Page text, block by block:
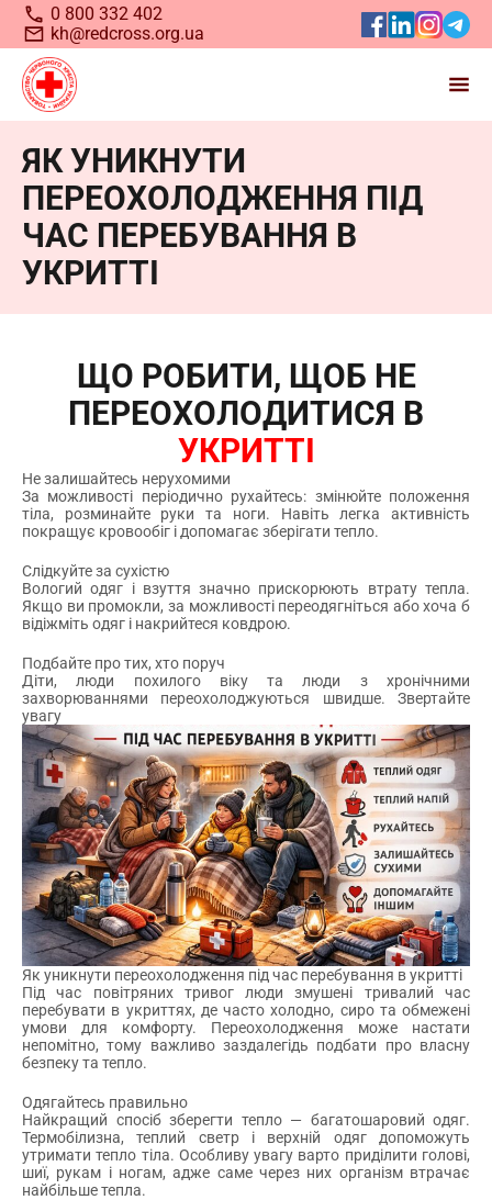
0 800 332 402
kh@redcross.org.ua
ЯК УНИКНУТИ
ПЕРЕОХОЛОДЖЕННЯ ПІД
ЧАС ПЕРЕБУВАННЯ В
УКРИТТІ
ЩО РОБИТИ, ЩОБ НЕ
ПЕРЕОХОЛОДИТИСЯ В
УКРИТТІ
Не залишайтесь нерухомими
За можливості періодично рухайтесь: змінюйте положення
тіла, розминайте руки та ноги. Навіть легка активність
покращує кровообіг і допомагає зберігати тепло.
Слідкуйте за сухістю
Вологий одяг і взуття значно прискорюють втрату тепла.
Якщо ви промокли, за можливості переодягніться або хоча б
відіжміть одяг і накрийтеся ковдрою.
Подбайте про тих, хто поруч
Діти, люди похилого віку та люди з хронічними
захворюваннями переохолоджуються швидше. Звертайте
увагу
Як уникнути переохолодження під час перебування в укритті
Під час повітряних тривог люди змушені тривалий час
перебувати в укриттях, де часто холодно, сиро та обмежені
умови для комфорту. Переохолодження може настати
непомітно, тому важливо заздалегідь подбати про власну
безпеку та тепло.
Одягайтесь правильно
Найкращий спосіб зберегти тепло — багатошаровий одяг.
Термобілизна, теплий светр і верхній одяг допоможуть
утримати тепло тіла. Особливу увагу варто приділити голові,
шиї, рукам і ногам, адже саме через них організм втрачає
найбільше тепла.
Станьте волонтером
УкраїнськогоЧервоного
Хреста
Запрошуємо всіх, хто бажає долучитися до нашої
команди. Відтепер реєстрація кандидатів у
волонтери
Дізнатися більше про волонтерство